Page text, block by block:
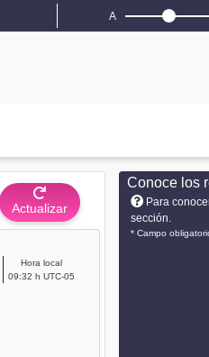
A
Actualizar
Hora local
09:32 h UTC-05
Conoce los
Para
sección.
* Campo